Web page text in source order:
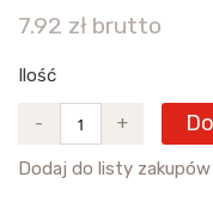
7.92 zł brutto
Ilość
- +
Dodaj do listy zakupów